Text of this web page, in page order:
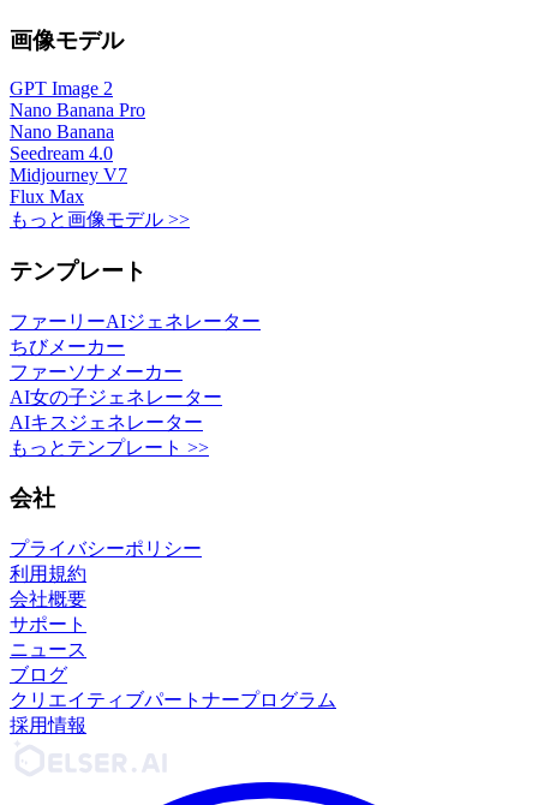
画像モデル
GPT Image 2
Nano Banana Pro
Nano Banana
Seedream 4.0
Midjourney V7
Flux Max
もっと画像モデル >>
テンプレート
ファーリーAIジェネレーター
ちびメーカー
ファーソナメーカー
AI女の子ジェネレーター
AIキスジェネレーター
もっとテンプレート >>
会社
プライバシーポリシー
利用規約
会社概要
サポート
ニュース
ブログ
クリエイティブパートナープログラム
採用情報